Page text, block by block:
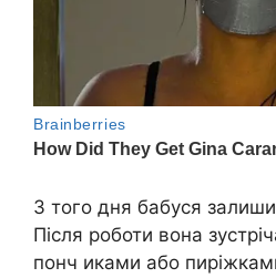
З того дня бабуся
Після роботи вона
понч иками або